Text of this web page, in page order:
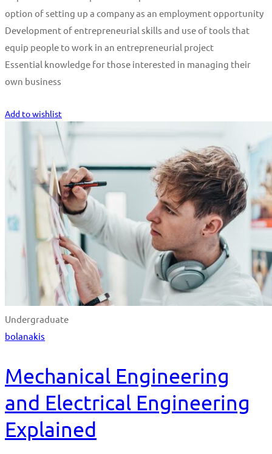
option of setting up a company as an employment opportunity
Development of entrepreneurial skills and use of tools that
equip people to work in an entrepreneurial project
Essential knowledge for those interested in managing their
own business
Add to wishlist
Undergraduate
bolanakis
Mechanical Engineering
and Electrical Engineering
Explained